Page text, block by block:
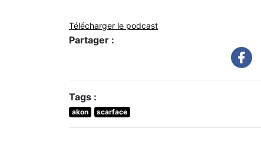
Télécharger le podcast
Partager :
Tags :
akon scarface